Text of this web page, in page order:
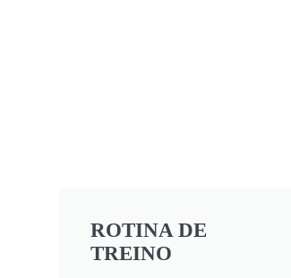
ROTINA DE
TREINO